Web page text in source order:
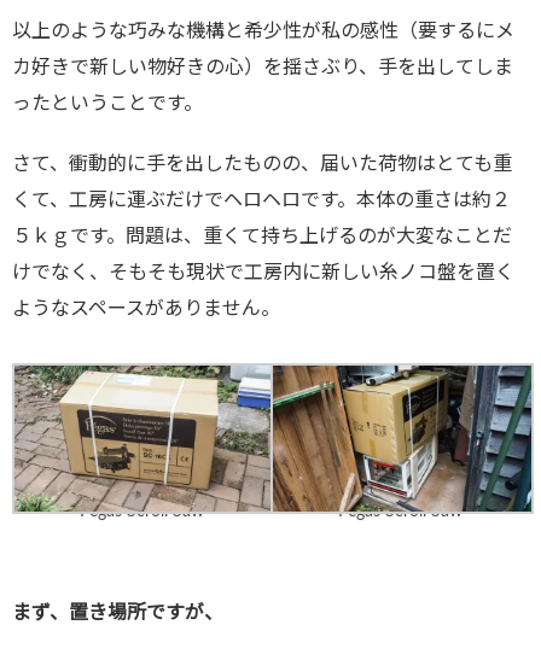
以上のような巧みな機構と希少性が私の感性（要するにメ
カ好きで新しい物好きの心）を揺さぶり、手を出してしま
ったということです。
さて、衝動的に手を出したものの、届いた荷物はとても重
くて、工房に運ぶだけでヘロヘロです。本体の重さは約２
５ｋｇです。問題は、重くて持ち上げるのが大変なことだ
けでなく、そもそも現状で工房内に新しい糸ノコ盤を置く
ようなスペースがありません。
Pegas Scroll Saw Pegas Scroll Saw
まず、置き場所ですが、